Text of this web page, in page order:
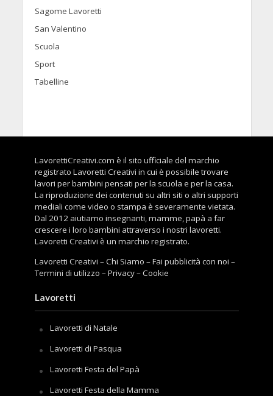
Sagome Lavoretti
San Valentino
Scuola
Sport
Tabelline
LavorettiCreativi.com è il sito ufficiale del marchio
registrato Lavoretti Creativi in cui è possibile trovare
lavori per bambini pensati per la scuola e per la casa.
La riproduzione dei contenuti su altri siti o altri supporti
mediali come video o stampa è severamente vietata.
Dal 2012 aiutiamo insegnanti, mamme, papà a far
crescere i loro bambini attraverso i nostri lavoretti.
Lavoretti Creativi è un marchio registrato.
Lavoretti Creativi –Chi Siamo –Fai pubblicità con noi –
Termini di utilizzo –Privacy–Cookie
Lavoretti
Lavoretti di Natale
Lavoretti di Pasqua
Lavoretti Festa del Papà
Lavoretti Festa della Mamma